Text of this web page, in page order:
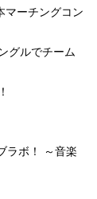
マーチングコン
グルでチーム
ラボ！ ～音楽